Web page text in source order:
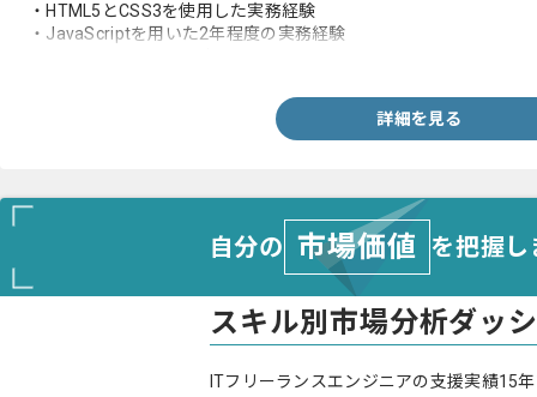
・HTML5とCSS3を使用した実務経験
・JavaScriptを用いた2年程度の実務経験
詳細を見る
自分の 市場価値 を把握
スキル別市場分析ダッ
ITフリーランスエンジニアの支援実績15